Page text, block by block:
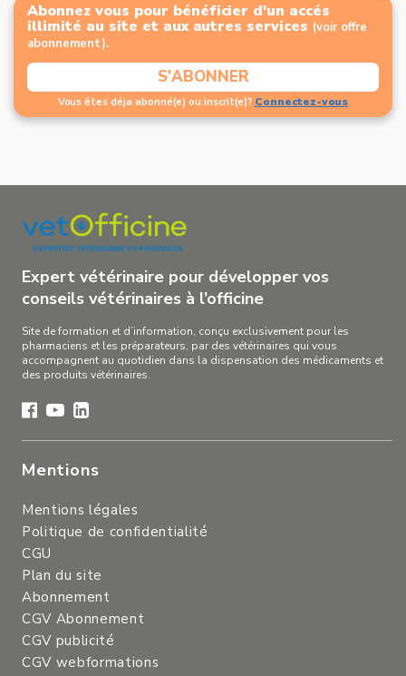
Abonnez vous pour bénéficier d'un accés
illimité au site et aux autres services (voir offre
abonnement).
S'ABONNER
Vous êtes déja abonné(e) ou inscrit(e)? Connectez-vous
Expert vétérinaire pour développer vos
conseils vétérinaires à l’officine
Site de formation et d’information, conçu exclusivement pour les
pharmaciens et les préparateurs, par des vétérinaires qui vous
accompagnent au quotidien dans la dispensation des médicaments et
des produits vétérinaires.
Mentions
Mentions légales
Politique de confidentialité
CGU
Plan du site
Abonnement
CGV Abonnement
CGV publicité
CGV webformations